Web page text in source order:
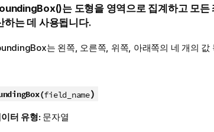
는 도형을 영역으로 집계하고 모
하는 데 사용됩니다.
는 왼쪽, 오른쪽, 위쪽, 아래쪽의 네 개의 값
field_name)
터 유형: 문자열